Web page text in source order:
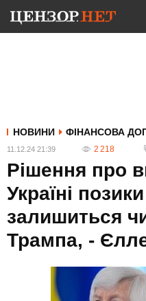
НОВИНИ ФІНАНСОВА
11.12.24 21:39 2 218
Рішення про
Україні
залишиться
Трампа, -